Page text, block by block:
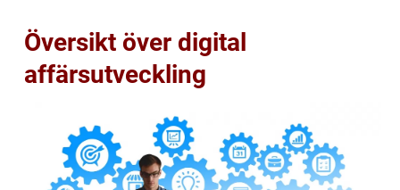
Översikt över digital
affärsutveckling